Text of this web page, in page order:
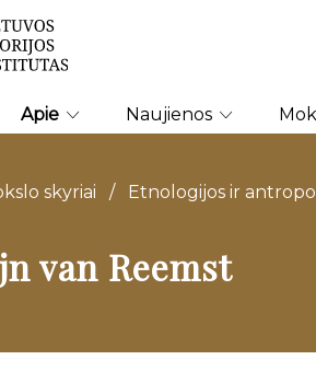
Apie Naujienos
skyriai / Etnologijos ir
van Reemst